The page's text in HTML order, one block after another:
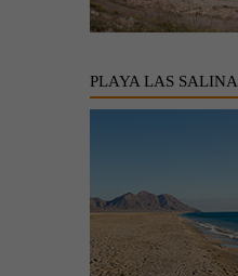
PLAYA LAS